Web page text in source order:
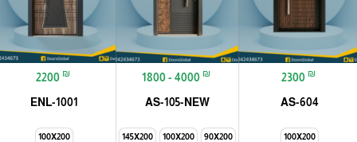
2300 ₪
AS-604
100X200
1800 - 4000 ₪
AS-105-NEW
90X200
100X200
145X200
2200 ₪
ENL-1001
100X200